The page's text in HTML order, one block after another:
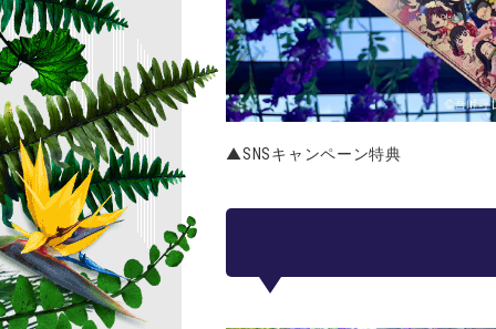
▲SNSキャンペーン特典